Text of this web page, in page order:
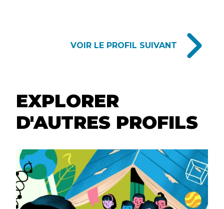
PROFILEVOIR LE PROFIL SUIVANT
EXPLORER
D'AUTRES PROFILS
EXPLORE
MORE
PROFILES